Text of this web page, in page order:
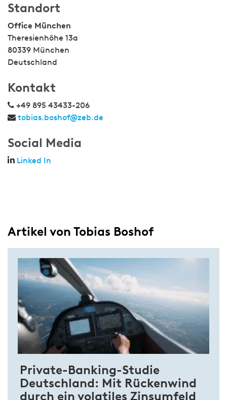
Standort
Office München
Theresienhöhe 13a
80339 München
Deutschland
Kontakt
+49 895 43433-206
tobias.boshof@zeb.de
Social Media
Linked In
Artikel von Tobias Boshof
Private-Banking-Studie
Deutschland: Mit Rückenwind
durch ein volatiles Zinsumfeld